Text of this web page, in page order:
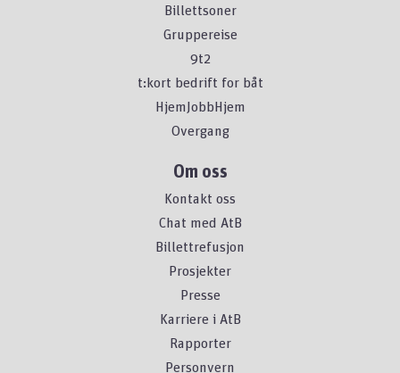
Billettsoner
Gruppereise
9t2
t:kort bedrift for båt
HjemJobbHjem
Overgang
Om oss
Kontakt oss
Chat med AtB
Billettrefusjon
Prosjekter
Presse
Karriere i AtB
Rapporter
Personvern